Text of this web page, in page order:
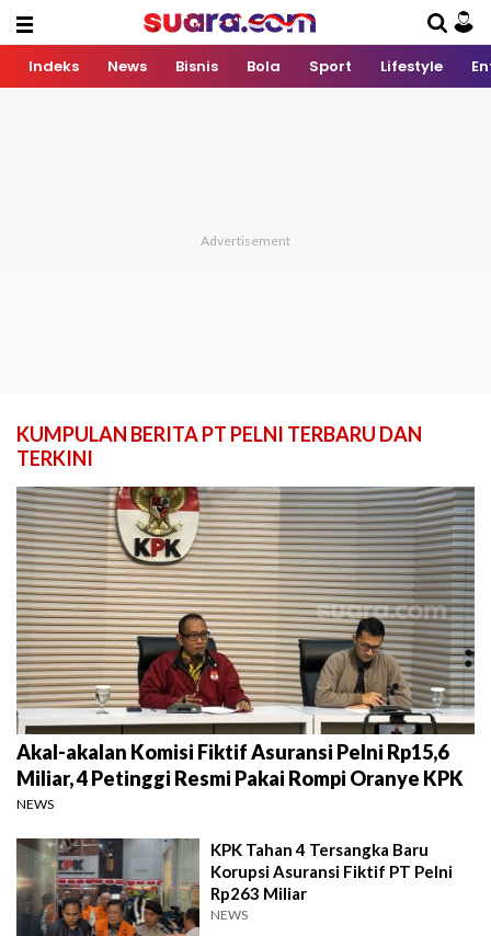
Indeks News Bisnis Bola Sport Lifestyle
KUMPULAN BERITA PT PELNI TERBARU DAN
TERKINI
Akal-akalan Komisi Fiktif Asuransi Pelni Rp15,6
Miliar, 4 Petinggi Resmi Pakai Rompi Oranye KPK
NEWS
KPK Tahan 4 Tersangka Baru
Korupsi Asuransi Fiktif PT Pelni
Rp263 Miliar
NEWS